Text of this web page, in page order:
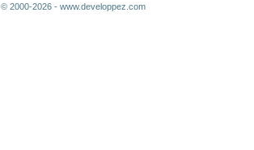
© 2000-2026 - www.developpez.com